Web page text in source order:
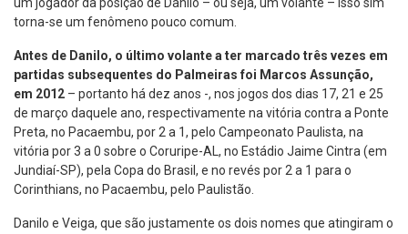
torna-se um fenômeno pouco comum.
Antes de Danilo, o último volante a ter marcado três vezes em
partidas subsequentes do Palmeiras foi Marcos Assunção,
em 2012 – portanto há dez anos -, nos jogos dos dias 17, 21 e 25
de março daquele ano, respectivamente na vitória contra a Ponte
Preta, no Pacaembu, por 2 a 1, pelo Campeonato Paulista, na
vitória por 3 a 0 sobre o Coruripe-AL, no Estádio Jaime Cintra (em
Jundiaí-SP), pela Copa do Brasil, e no revés por 2 a 1 para o
Corinthians, no Pacaembu, pelo Paulistão.
Danilo e Veiga, que são justamente os dois nomes que atingiram o